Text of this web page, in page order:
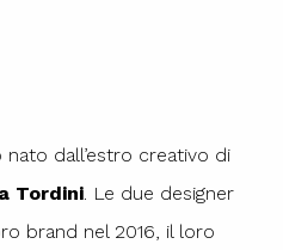
dall’estro creativo di
Tordini . Le due designer
brand nel 2016 , il loro